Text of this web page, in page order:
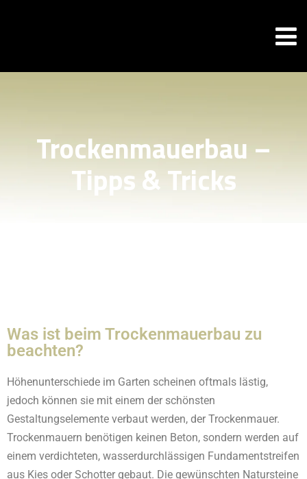
Trockenmauerbau –
Tipps & Tricks
Was ist beim Trockenmauerbau zu
beachten?
Höhenunterschiede im Garten scheinen oftmals lästig,
jedoch können sie mit einem der schönsten
Gestaltungselemente verbaut werden, der Trockenmauer.
Trockenmauern benötigen keinen Beton, sondern werden auf
einem verdichteten, wasserdurchlässigen Fund­a­mentstreifen
aus Kies oder Schotter gebaut. Die gewünschten Natursteine